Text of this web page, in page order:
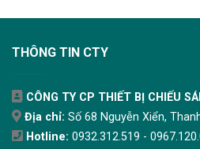
THÔNG TIN CTY
CÔNG TY CP THIẾT BỊ CHIẾU
Địa chỉ: Số 68 Nguyễn Xiển,
Hotline: 0932.312.519 -